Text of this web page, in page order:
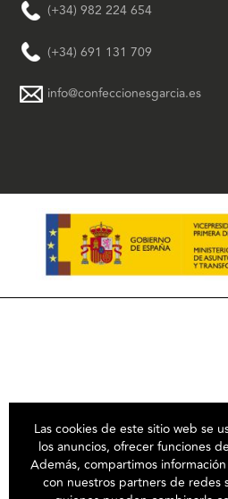
Las cookies de este sitio web se
los anuncios, ofrecer funciones
Además, compartimos
con nuestros partners de redes
(+34) 982 224 654
(+34) 691 131 709
info@confeccionesgarcia.es